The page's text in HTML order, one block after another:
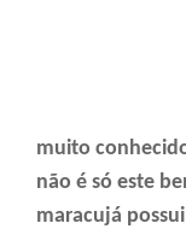
muito
não é só este
maracujá